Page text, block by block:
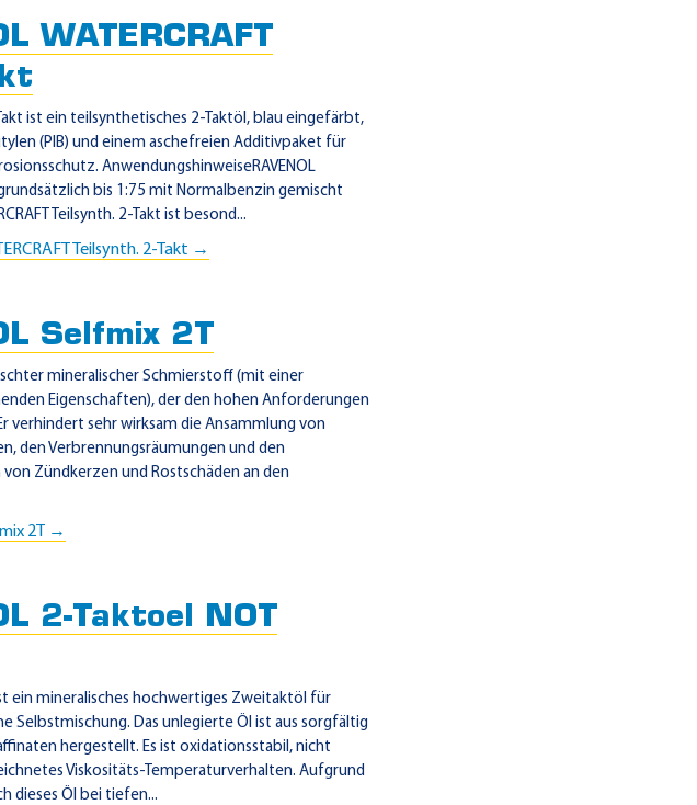
WATERCRAFT
Takt ist ein teilsynthetisches 2-Taktöl, blau eingefärbt,
(PIB) und einem aschefreien Additivpaket für
AnwendungshinweiseRAVENOL
grundsätzlich bis 1:75 mit Normalbenzin gemischt
Teilsynth. 2-Takt ist besond...
Teilsynth. 2-Takt →
Selfmix 2T
mineralischer Schmierstoff (mit einer
Eigenschaften), der den hohen Anforderungen
verhindert sehr wirksam die Ansammlung von
den Verbrennungsräumungen und den
Zündkerzen und Rostschäden an den
2T →
2-Taktoel NOT
ist ein mineralisches hochwertiges Zweitaktöl für
Selbstmischung. Das unlegierte Öl ist aus sorgfältig
hergestellt. Es ist oxidationsstabil, nicht
Viskositäts-Temperaturverhalten. Aufgrund
dieses Öl bei tiefen...